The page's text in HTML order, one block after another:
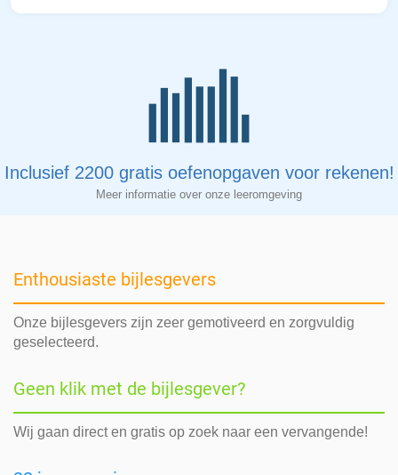
Inclusief 2200 gratis oefenopgaven voor rekenen!
Meer informatie over onze leeromgeving
Enthousiaste bijlesgevers
Onze bijlesgevers zijn zeer gemotiveerd en zorgvuldig
geselecteerd.
Geen klik met de bijlesgever?
Wij gaan direct en gratis op zoek naar een vervangende!